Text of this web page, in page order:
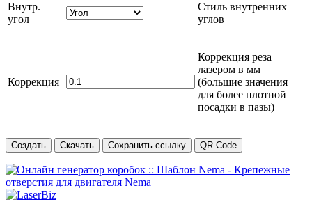
Внутр.
угол
Стиль внутренних
углов
Коррекция
Коррекция реза
лазером в мм
(большие значения
для более плотной
посадки в пазы)
Создать Скачать Сохранить ссылку QR Code